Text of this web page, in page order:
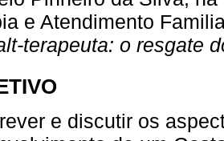
e Atendimento
terapeuta: o resgate
e discutir os